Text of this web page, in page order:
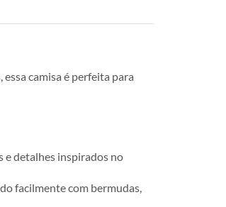
camisa é perfeita para
e detalhes inspirados no
facilmente com bermudas,